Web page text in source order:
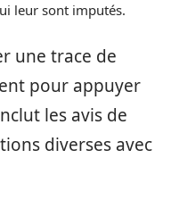
leur sont imputés.
une trace de
pour appuyer
les avis de
diverses avec